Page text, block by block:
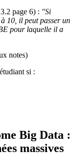
page 6) : "Si
10, il peut passer un
pour laquelle il a
notes)
si :
Big Data :
massives